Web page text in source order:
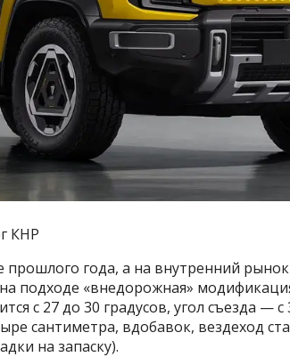
КНР
прошлого года, а на внутренний
подходе «внедорожная»
с 27 до 30 градусов, угол съезда — с
сантиметра, вдобавок, вездеход
на запаску).